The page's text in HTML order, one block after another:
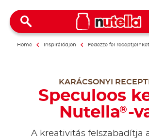
Home Inspirálódjon Fedezze fel
KARÁCSONYI
Speculoos
Nutella® -
A kreativitás felszabadítja